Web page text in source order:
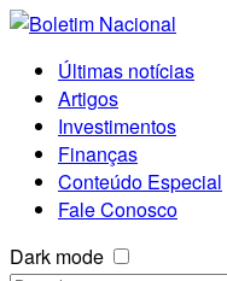
Últimas notícias
Artigos
Investimentos
Finanças
Conteúdo Especial
Fale Conosco
Dark mode